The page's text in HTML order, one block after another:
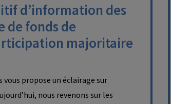
d’information des
de fonds de
majoritaire
vous propose un éclairage sur
nous revenons sur les